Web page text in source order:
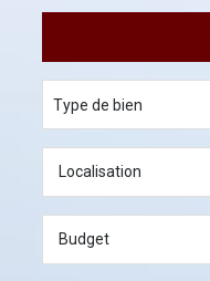
En saisonnier
Type de bien
Budget